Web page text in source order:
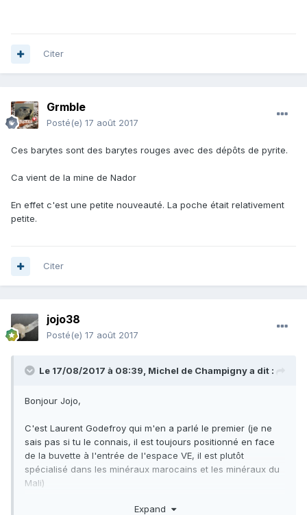
Citer
Grmble
Posté(e) 17 août 2017
Ces barytes sont des barytes rouges avec des dépôts de pyrite.
Ca vient de la mine de Nador
En effet c'est une petite nouveauté. La poche était relativement
petite.
Citer
jojo38
Posté(e) 17 août 2017
Le 17/08/2017 à 08:39, Michel de Champignya dit :
Bonjour Jojo,
C'est Laurent Godefroy qui m'en a parlé le premier (je ne
sais pas si tu le connais, il est toujours positionné en face
de la buvette à l'entrée de l'espace VE, il est plutôt
spécialisé dans les minéraux marocains et les minéraux du
Mali)
Expand